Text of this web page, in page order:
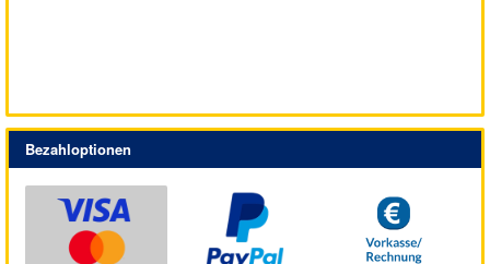
Bezahloptionen